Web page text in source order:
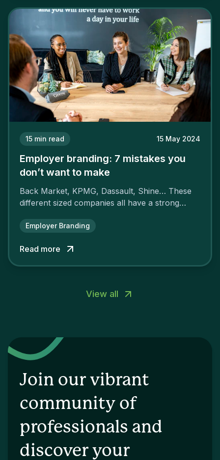
15 min read 15 May 2024
Employer branding: 7 mistakes you
don’t want to make
Back Market, KPMG, Dassault, Shine… These
different sized companies all have a strong
attractiveness and loyalty and makes their
Employer Branding
Read more
View all
Join our vibrant
community of
professionals and
discover your